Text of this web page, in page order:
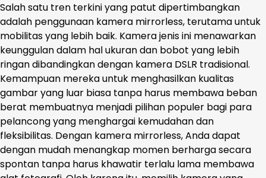
Salah satu tren terkini yang patut dipertimbangkan
adalah penggunaan kamera mirrorless, terutama untuk
mobilitas yang lebih baik. Kamera jenis ini menawarkan
keunggulan dalam hal ukuran dan bobot yang lebih
ringan dibandingkan dengan kamera DSLR tradisional.
Kemampuan mereka untuk menghasilkan kualitas
gambar yang luar biasa tanpa harus membawa beban
berat membuatnya menjadi pilihan populer bagi para
pelancong yang menghargai kemudahan dan
fleksibilitas. Dengan kamera mirrorless, Anda dapat
dengan mudah menangkap momen berharga secara
spontan tanpa harus khawatir terlalu lama membawa